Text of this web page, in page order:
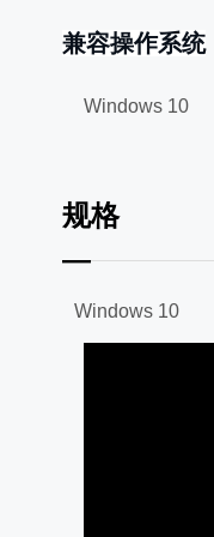
兼容操作系统
Windows
规格
—
Windows